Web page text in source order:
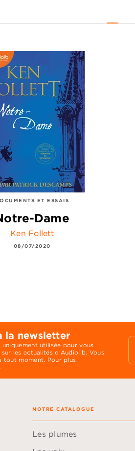
ET ESSAIS
Dame
Ken Follett
08/07/2020
la newsletter
utilisée pour vous
les actualités d'Audiolib. Vous
tout moment. Pour plus
.
NOTRE CATALOGUE
Les plumes